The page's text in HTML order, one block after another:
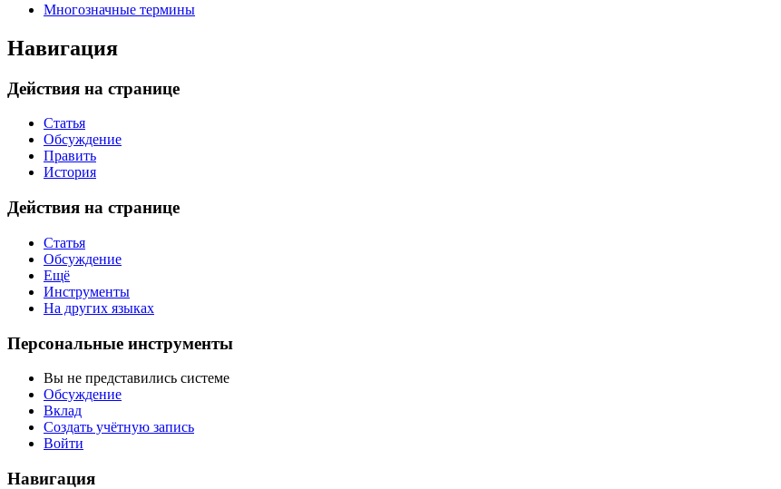
Многозначные термины
Навигация
Действия на странице
Статья
Обсуждение
Править
История
Действия на странице
Статья
Обсуждение
Ещё
Инструменты
На других языках
Персональные инструменты
Вы не представились системе
Обсуждение
Вклад
Создать учётную запись
Войти
Навигация